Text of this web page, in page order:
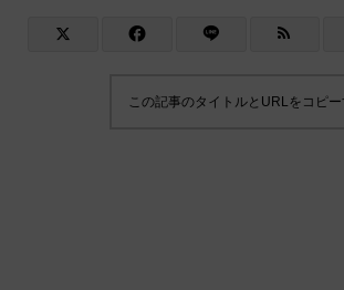
この記事のタイトルとURLをコピー